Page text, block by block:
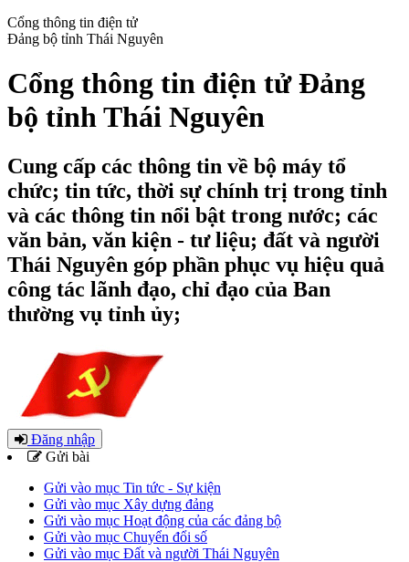
Cổng thông tin điện tử
Đảng bộ tỉnh Thái Nguyên
Cổng thông tin điện tử Đảng
bộ tỉnh Thái Nguyên
Cung cấp các thông tin về bộ máy tổ
chức; tin tức, thời sự chính trị trong tỉnh
và các thông tin nổi bật trong nước; các
văn bản, văn kiện - tư liệu; đất và người
Thái Nguyên góp phần phục vụ hiệu quả
công tác lãnh đạo, chỉ đạo của Ban
thường vụ tỉnh ủy;
Đăng nhập
Gửi bài
Gửi vào mục Tin tức - Sự kiện
Gửi vào mục Xây dựng đảng
Gửi vào mục Hoạt động của các đảng bộ
Gửi vào mục Chuyển đổi số
Gửi vào mục Đất và người Thái Nguyên